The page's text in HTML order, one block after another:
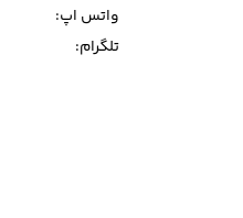
واتس اپ:
تلگرام: